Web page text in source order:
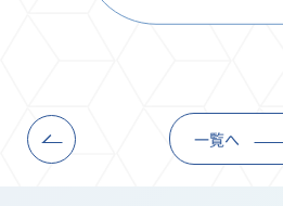
一覧へ